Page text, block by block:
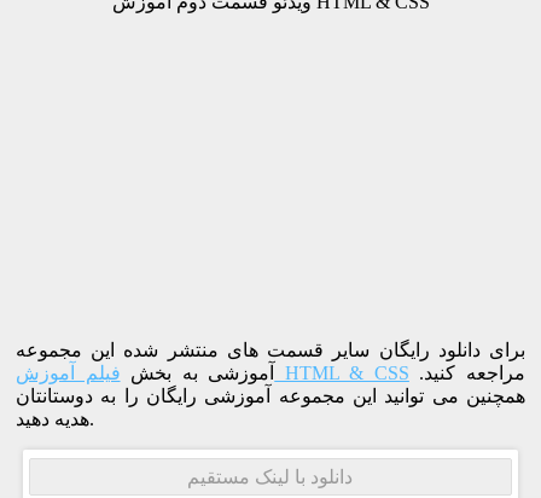
برای دانلود رایگان سایر قسمت های منتشر شده این مجموعه
آموزشی به بخش
فیلم آموزش HTML & CSS
همچنین می توانید این مجموعه آموزشی رایگان را به دوستانتان
هدیه دهید.
دانلود با لینک مستقیم